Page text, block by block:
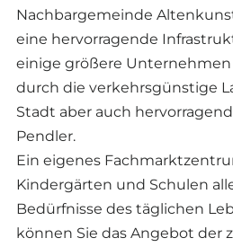
Nachbargemeinde
eine hervorragende
einige größere Unternehmen
durch die verkehrsgünstige
Stadt aber auch
Pendler.
Ein eigenes
Kindergärten und Schulen
Bedürfnisse des täglichen
können Sie das Angebot der